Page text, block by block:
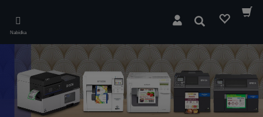
main
content
Nabídka
Hledat